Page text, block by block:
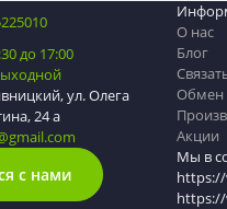
до 17:00
ул. Олега
24 а
с нами
О нас
Блог
Обмен
Акции
Мы в
https://